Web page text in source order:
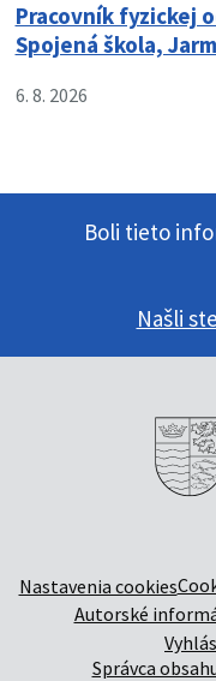
Pracovník fyzickej
Spojená škola,
6. 8. 2026
Boli tieto
Našli
Nastavenia cookies
Autorské
Správca